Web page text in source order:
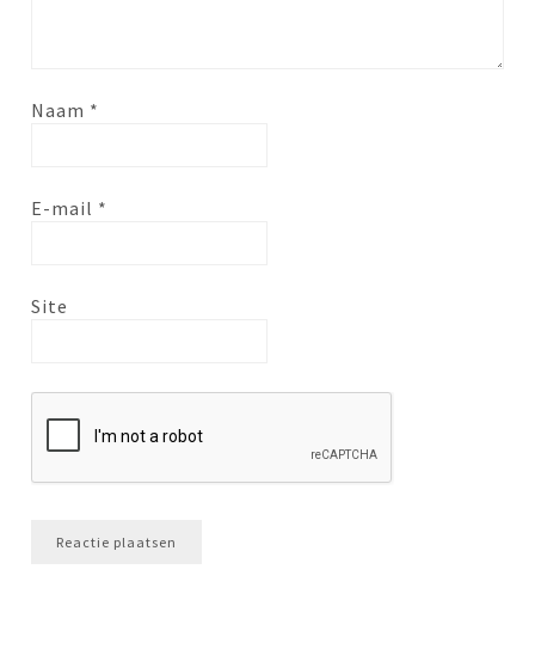
Naam *
E-mail *
Site